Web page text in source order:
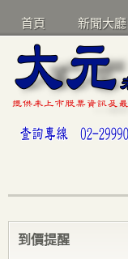
首頁 新聞大廳
到價提醒